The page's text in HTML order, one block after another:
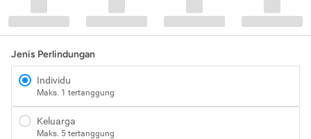
Jenis Perlindungan
Individu
Maks. 1 tertanggung
Keluarga
Maks. 5 tertanggung